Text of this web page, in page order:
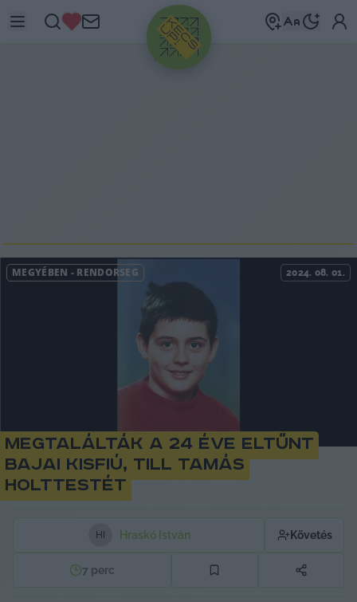
HIRDETÉS
MEGYÉBEN - RENDŐRSÉG 2024. 08. 01.
Megtalálták a 24 éve eltűnt
bajai kisfiú, Till Tamás
holttestét
H Hraskó István Követés
7 perc